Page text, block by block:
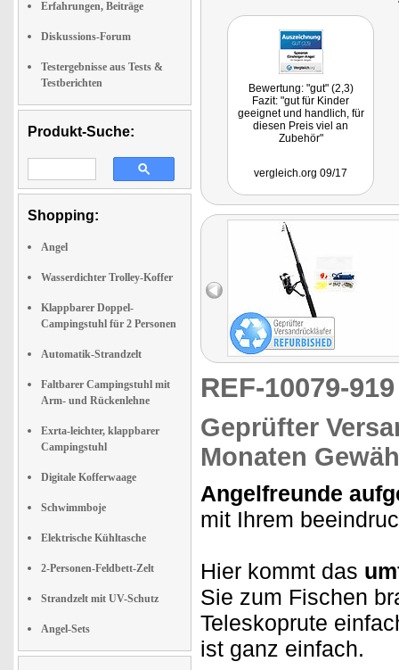
Erfahrungen, Beiträge
Diskussions-Forum
Testergebnisse aus Tests &
Testberichten
Produkt-Suche:
Shopping:
Angel
Wasserdichter Trolley-Koffer
Klappbarer Doppel-
Campingstuhl für 2 Personen
Automatik-Strandzelt
Faltbarer Campingstuhl mit
Arm- und Rückenlehne
Exrta-leichter, klappbarer
Campingstuhl
Digitale Kofferwaage
Schwimmboje
Elektrische Kühltasche
2-Personen-Feldbett-Zelt
Strandzelt mit UV-Schutz
Angel-Sets
Bewertung: "gut" (2,3)
Fazit: "gut für Kinder
geeignet und handlich, für
diesen Preis viel an
Zubehör"
vergleich.org 09/17
REF-10079-
Geprüfter
Monaten
Angelfreunde
mit Ihrem
Hier kommt das
Sie zum Fischen
Teleskoprute
ist ganz einfach.